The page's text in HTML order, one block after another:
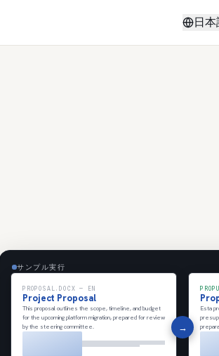
日
サンプル実行
PROPOSAL.DOCX — EN
Project Proposal
This proposal outlines the scope, timeline, and budget
for the upcoming platform migration, prepared for review
by the steering committee.
Esta
→